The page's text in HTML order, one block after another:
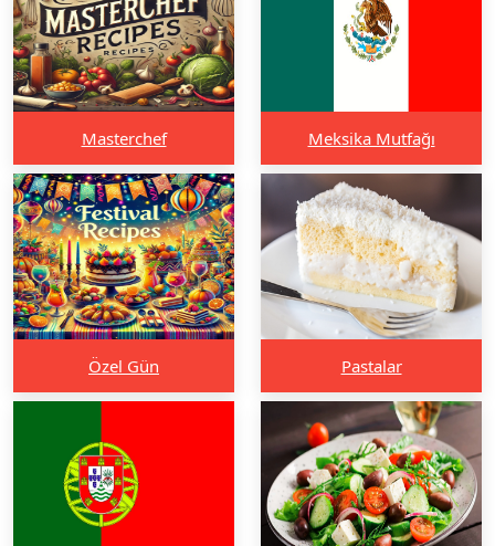
Masterchef Meksika Mutfağı
Özel Gün Pastalar